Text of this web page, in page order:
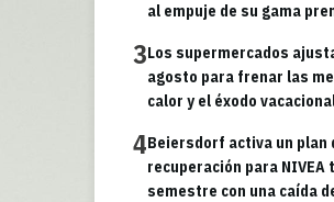
al empuje de su gama
3Los supermercados
agosto para frenar las
calor y el éxodo
4Beiersdorf activa un plan
recuperación para
semestre con una caída